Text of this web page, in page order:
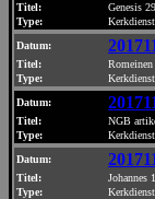
Titel:
Genesis
Type:
Kerkdienst
Datum:
Titel:
Type:
Kerkdienst
Datum:
Titel:
NGB
Type:
Kerkdienst
Datum:
Titel:
Johannes
Type:
Kerkdienst